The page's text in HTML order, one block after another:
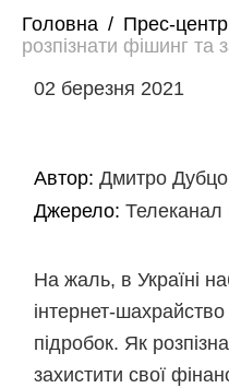
Головна / Прес-центр
розпізнати фішинг та
02 березня 2021
Автор:Дмитро
Джерело:Телеканал
На жаль, в Україні
інтернет-
підробок. Як
захистити свої